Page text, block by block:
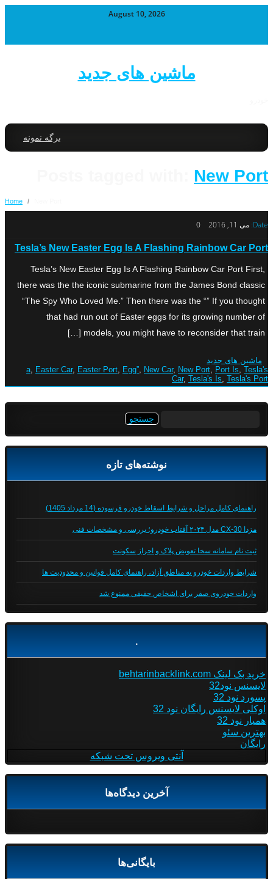
August 10, 2026
ماشین های جدید
برگه نمونه
New Port
Home /
Date: می 11, 2016 0
Tesla’s New Easter Egg Is A Flashing Rainbow Car Port
Tesla’s New Easter Egg Is A Flashing Rainbow Car Port First,
there was the the iconic submarine from the James Bond classic
“The Spy Who Loved Me.” Then there was the “” If you thought
that had run out of Easter eggs for its growing number of
models, you might have to reconsider that train […]
ماشین های جدید
a, Easter Car, Easter Port, Egg”, New Car, New Port, Port Is, Tesla's
Car, Tesla's Is, Tesla's Port
نوشته‌های تازه
راهنمای کامل مراحل و شرایط اسقاط خودرو فرسوده (14 مرداد 1405)
مزدا CX-30 مدل ۲۰۲۴ آفتاب خودرو؛ بررسی و مشخصات فنی
ثبت نام سامانه سخا تعویض پلاک و احراز سکونت
شرایط واردات خودرو به مناطق آزاد، راهنمای کامل قوانین و محدودیت ها
واردات خودروی صفر برای اشخاص حقیقی ممنوع شد
.
خرید بک لینک behtarinbacklink.com
لایسنس نود32
پسورد نود 32
اوکلی لایسنس رایگان نود 32
همیار نود 32
بهترین سئو
رایگان
آنتی ویروس تحت شبکه
آخرین دیدگاه‌ها
بایگانی‌ها